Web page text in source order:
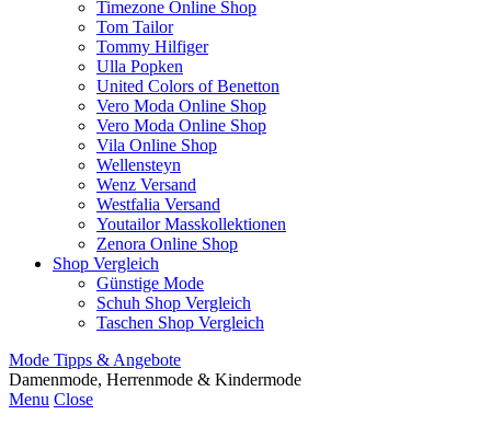
Timezone Online Shop
Tom Tailor
Tommy Hilfiger
Ulla Popken
United Colors of Benetton
Vero Moda Online Shop
Vero Moda Online Shop
Vila Online Shop
Wellensteyn
Wenz Versand
Westfalia Versand
Youtailor Masskollektionen
Zenora Online Shop
Shop Vergleich
Günstige Mode
Schuh Shop Vergleich
Taschen Shop Vergleich
Mode Tipps & Angebote
Damenmode, Herrenmode & Kindermode
Menu Close